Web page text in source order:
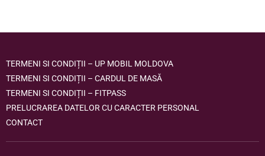
TERMENI SI CONDIȚII – UP MOBIL MOLDOVA
TERMENI SI CONDIȚII – CARDUL DE MASĂ
TERMENI SI CONDIȚII – FITPASS
PRELUCRAREA DATELOR CU CARACTER PERSONAL
CONTACT